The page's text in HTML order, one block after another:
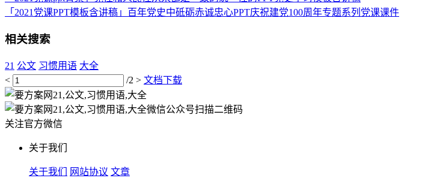
「2021党课PPT模板含讲稿」百年党史中砥砺赤诚忠心PPT庆祝建党100周年专题系列党课课件
相关搜索
21 公文 习惯用语 大全
<
/2 > 文档下载
扫描二维码
关注官方微信
关于我们
关于我们 网站协议 文章